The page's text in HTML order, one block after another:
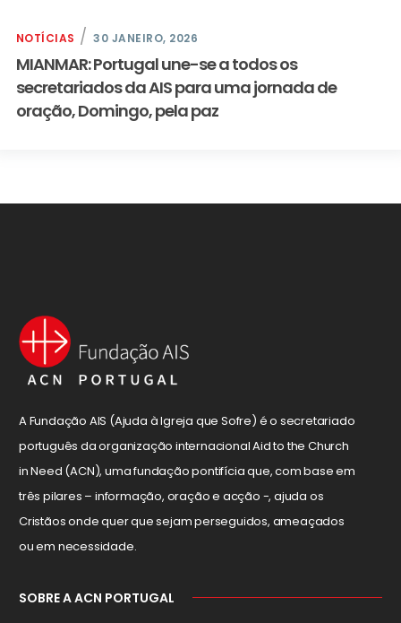
NOTÍCIAS 30 JANEIRO, 2026
MIANMAR: Portugal une-se a todos os
secretariados da AIS para uma jornada de
oração, Domingo, pela paz
A Fundação AIS (Ajuda à Igreja que Sofre) é o secretariado
português da organização internacional Aid to the Church
in Need (ACN), uma fundação pontifícia que, com base em
três pilares – informação, oração e acção -, ajuda os
Cristãos onde quer que sejam perseguidos, ameaçados
ou em necessidade.
SOBRE A ACN PORTUGAL